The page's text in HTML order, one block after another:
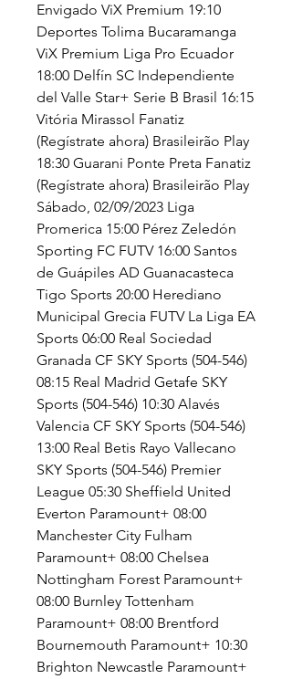
Envigado ViX Premium 19:10
Deportes Tolima Bucaramanga
ViX Premium Liga Pro Ecuador
18:00 Delfín SC Independiente
del Valle Star+ Serie B Brasil 16:15
Vitória Mirassol Fanatiz
(Regístrate ahora) Brasileirão Play
18:30 Guarani Ponte Preta Fanatiz
(Regístrate ahora) Brasileirão Play
Sábado, 02/09/2023 Liga
Promerica 15:00 Pérez Zeledón
Sporting FC FUTV 16:00 Santos
de Guápiles AD Guanacasteca
Tigo Sports 20:00 Herediano
Municipal Grecia FUTV La Liga EA
Sports 06:00 Real Sociedad
Granada CF SKY Sports (504-546)
08:15 Real Madrid Getafe SKY
Sports (504-546) 10:30 Alavés
Valencia CF SKY Sports (504-546)
13:00 Real Betis Rayo Vallecano
SKY Sports (504-546) Premier
League 05:30 Sheffield United
Everton Paramount+ 08:00
Manchester City Fulham
Paramount+ 08:00 Chelsea
Nottingham Forest Paramount+
08:00 Burnley Tottenham
Paramount+ 08:00 Brentford
Bournemouth Paramount+ 10:30
Brighton Newcastle Paramount+